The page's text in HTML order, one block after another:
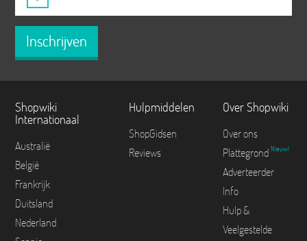
Inschrijven
Shopwiki
Internationaal
Australië
België
Frankrijk
Duitsland
Nederland
Hulpmiddelen
ShopGidsen
Reviews
Over Shopwiki
Over ons
Plattegrond Nieuw!
Adverteerder
Info
Hulp &
Veelgestelde